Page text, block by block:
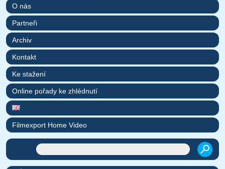
O nás
Partneři
Archiv
Kontakt
Ke stažení
Online pořady ke zhlédnutí
Filmexport Home Video